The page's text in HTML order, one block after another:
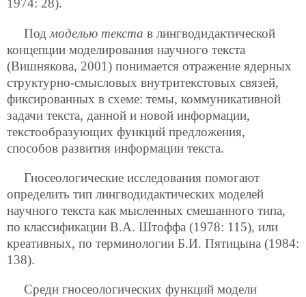
1974: 28).
Подмоделью текста в лингводидактической
концепции моделирования научного текста
(Вишнякова, 2001) понимается отражение ядерных
структурно-смысловых внутритекстовых связей,
фиксированных в схеме: темы, коммуникативной
задачи текста, данной и новой информации,
текстообразующих функций предложения,
способов развития информации текста.
Гносеологические исследования помогают
определить тип лингводидактических моделей
научного текста как мысленных смешанного типа,
по классификации В.А. Штоффа (1978: 115), или
креативных, по терминологии Б.И. Пятицына (1984:
138).
Среди гносеологических функций модели